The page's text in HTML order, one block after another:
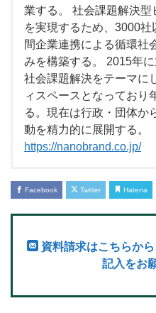
業する。 社会課題解決
を実現するため、3000
間企業連携による循環社
みを構築する。 2015年
社会課題解決をテーマに
ィスペースとなっており
る。現在は行政・団体か
動を精力的に展開する。
https://nanobrand.co.jp/
Facebook Twitter Hatena
資料請求はこちらか
記入をお